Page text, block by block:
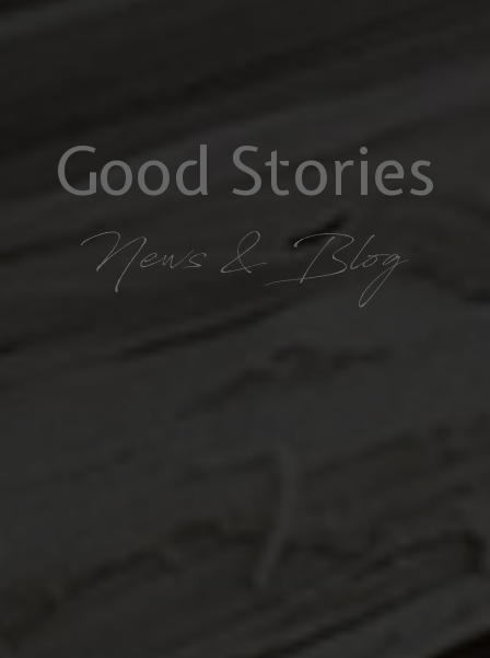
Good Stories